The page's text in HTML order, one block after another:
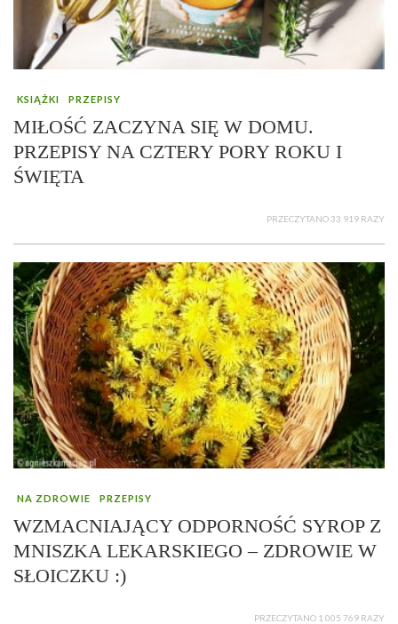
KSIĄŻKI PRZEPISY
MIŁOŚĆ ZACZYNA SIĘ W DOMU.
PRZEPISY NA CZTERY PORY ROKU I
ŚWIĘTA
PRZECZYTANO 33 919 RAZY
NA ZDROWIE PRZEPISY
WZMACNIAJĄCY ODPORNOŚĆ SYROP Z
MNISZKA LEKARSKIEGO – ZDROWIE W
SŁOICZKU :)
PRZECZYTANO 1 005 769 RAZY